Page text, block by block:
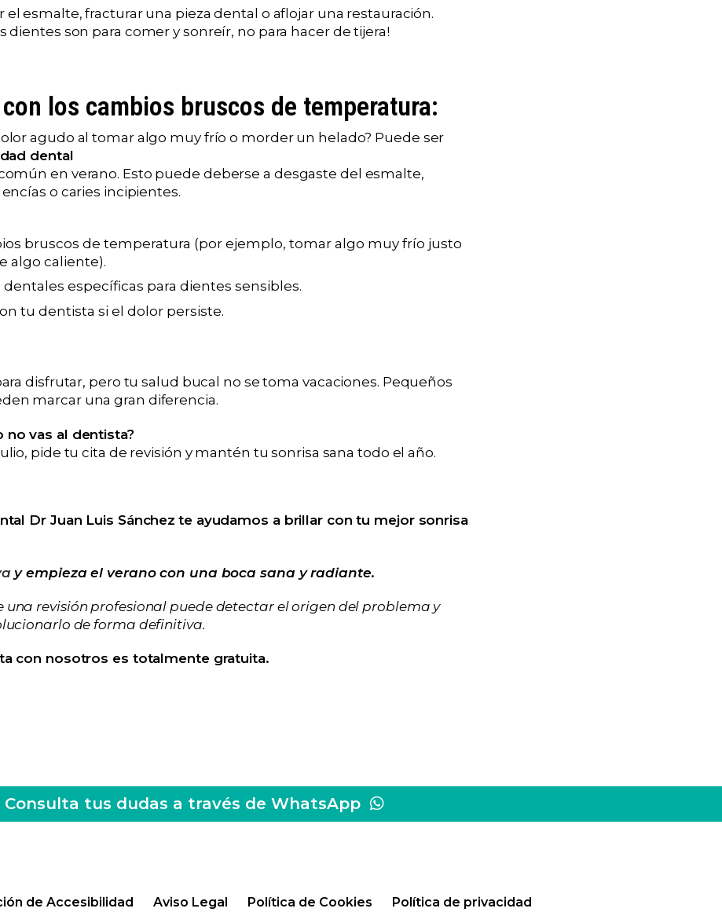
el esmalte, fracturar una pieza dental o aflojar una restauración.
dientes son para comer y sonreír, no para hacer de tijera!
los cambios bruscos de temperatura:
agudo al tomar algo muy frío o morder un helado? Puede ser
dental
en verano. Esto puede deberse a desgaste del esmalte,
o caries incipientes.
bruscos de temperatura (por ejemplo, tomar algo muy frío justo
algo caliente).
dentales específicas para dientes sensibles.
tu dentista si el dolor persiste.
disfrutar, pero tu salud bucal no se toma vacaciones. Pequeños
marcar una gran diferencia.
no vas al dentista?
pide tu cita de revisión y mantén tu sonrisa sana todo el año.
Dr Juan Luis Sánchez te ayudamos a brillar con tu mejor sonrisa
y empieza el verano con una boca sana y radiante.
una revisión profesional puede detectar el origen del problema y
de forma definitiva.
con nosotros es totalmente gratuita.
Consulta tus dudas a través de WhatsApp
de Accesibilidad Aviso Legal Política de Cookies Política de privacidad